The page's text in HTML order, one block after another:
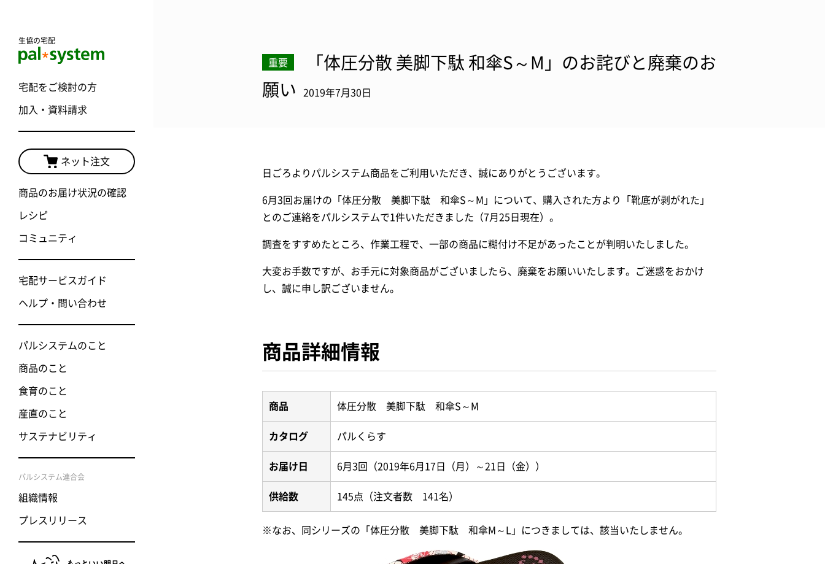
生協の宅配
宅配をご検討の方
加入・資料請求
ネット注文
商品のお届け状況の確認
レシピ
コミュニティ
宅配サービスガイド
ヘルプ・問い合わせ
パルシステムのこと
商品のこと
食育のこと
産直のこと
サステナビリティ
パルシステム連合会
組織情報
プレスリリース
重要
「体圧分散 美脚下駄 和傘S～M」のお詫びと廃棄のお
願い
2019年7月30日
日ごろよりパルシステム商品をご利用いただき、誠にありがとうございます。
6月3回お届けの「体圧分散 美脚下駄 和傘S～M」について、購入された方より「靴底が剥がれた」
とのご連絡をパルシステムで1件いただきました（7月25日現在）。
調査をすすめたところ、作業工程で、一部の商品に糊付け不足があったことが判明いたしました。
大変お手数ですが、お手元に対象商品がございましたら、廃棄をお願いいたします。ご迷惑をおかけ
し、誠に申し訳ございません。
商品詳細情報
商品 体圧分散 美脚下駄 和傘S～M
カタログ パルくらす
お届け日 6月3回（2019年6月17日（月）～21日（金））
供給数 145点（注文者数 141名）
※なお、同シリーズの「体圧分散 美脚下駄 和傘M～L」につきましては、該当いたしません。